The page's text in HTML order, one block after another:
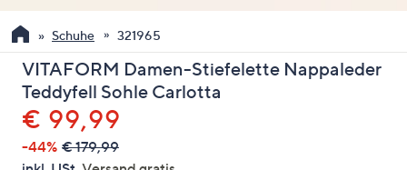
verwenden
Sie
die
Pfeiltasten
nach
oben
und
nach
Schuhe 321965
VITAFORM Damen-Stiefelette Nappaleder
Teddyfell Sohle Carlotta
Gelöscht
€ 99,99
-44% € 179,99